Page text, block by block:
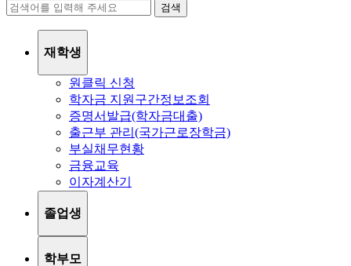
검색
재학생
원클릭 신청
학자금 지원구간정보조회
증명서발급(학자금대출)
출근부 관리(국가근로장학금)
부실채무현황
금융교육
이자계산기
졸업생
학부모